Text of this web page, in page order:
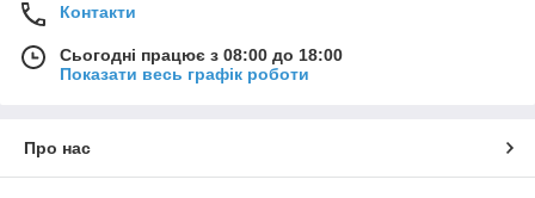
Контакти
Сьогодні працює з 08:00 до 18:00
Показати весь графік роботи
Про нас